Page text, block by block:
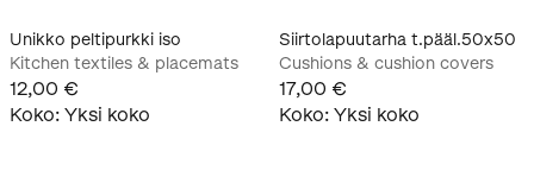
Unikko peltipurkki iso
Kitchen textiles & placemats
12,00 €
Koko: Yksi koko
Siirtolapuutarha t.pääl.50x50
Cushions & cushion covers
17,00 €
Koko: Yksi koko